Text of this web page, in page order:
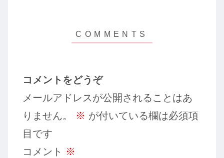
コメントをどうぞ
メールアドレスが公開されることはあ
りません。
※ が付いている欄は必須項
目です
コメント ※